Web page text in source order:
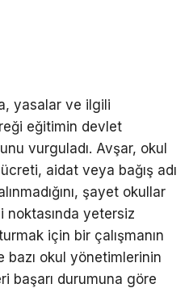
yasalar ve ilgili
eğitimin devlet
vurguladı. Avşar, okul
aidat veya bağış adı
şayet okullar
noktasında yetersiz
için bir çalışmanın
bazı okul yönetimlerinin
başarı durumuna göre